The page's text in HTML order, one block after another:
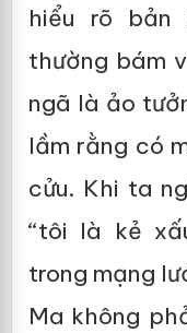
hiểu rõ
thường bám
ngã là ảo
lầm rằng có
cửu. Khi ta
“tôi là kẻ
trong mạng
Ma không